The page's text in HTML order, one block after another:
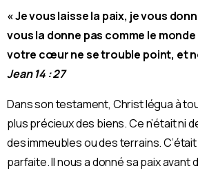
« Je vous laisse la paix, je vous
vous la donne pas comme le
votre cœur ne se trouble point, et
Jean 14 : 27
Dans son testament, Christ légua à
plus précieux des biens. Ce n’était ni
des immeubles ou des terrains.
parfaite. Il nous a donné sa paix avant